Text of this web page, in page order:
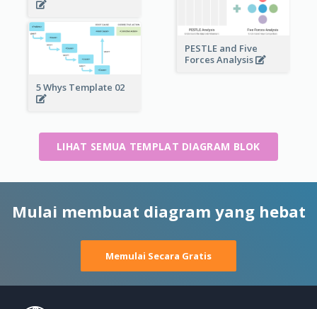
PESTLE and Five
Forces Analysis
5 Whys Template 02
LIHAT SEMUA TEMPLAT DIAGRAM BLOK
Mulai membuat diagram yang hebat
Memulai Secara Gratis